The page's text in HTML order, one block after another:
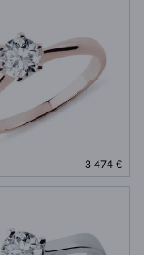
3 474 €